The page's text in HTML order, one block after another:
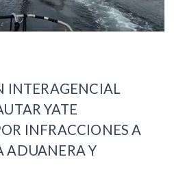
INTERAGENCIAL
YATE
INFRACCIONES A
ADUANERA Y